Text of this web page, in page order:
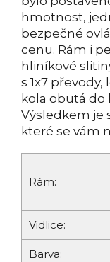
hmotnost,
bezpečné
cenu. Rám i
hliníkové
s 1x7
kola obutá do
Výsledkem je
které se vám
Rám:
Vidlice:
Barva: